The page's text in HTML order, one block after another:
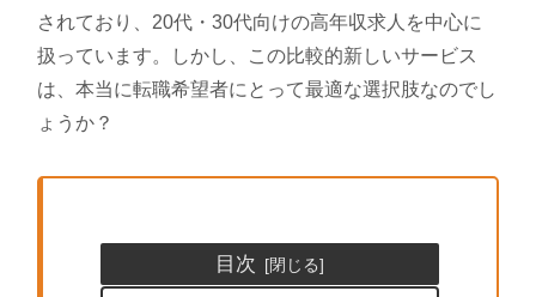
されており、20代・30代向けの高年収求人を中心に
扱っています。しかし、この比較的新しいサービス
は、本当に転職希望者にとって最適な選択肢なのでし
ょうか？
目次